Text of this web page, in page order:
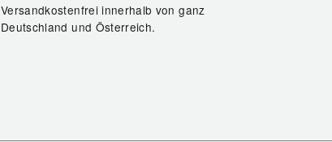
Versandkostenfrei innerhalb von ganz
Deutschland und Österreich.